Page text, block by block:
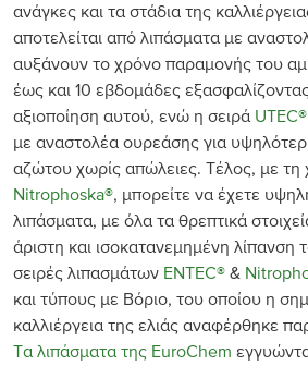
ανάγκες και τα στάδια της
αποτελείται από λιπάσματα με
αυξάνουν το χρόνο παραμονής του
έως και 10 εβδομάδες
αξιοποίηση αυτού, ενώ η σειρά UTEC®
με αναστολέα ουρεάσης για
αζώτου χωρίς απώλειες. Τέλος, με
Nitrophoska®, μπορείτε να έχετε
λιπάσματα, με όλα τα θρεπτικά
άριστη και ισοκατανεμημένη λίπανση
σειρές λιπασμάτων ENTEC® &
και τύπους με Βόριο, του οποίου η
καλλιέργεια της ελιάς αναφέρθηκε
Τα λιπάσματα της EuroChem